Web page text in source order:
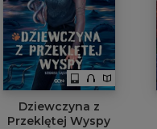
Dziewczyna z
Przeklętej Wyspy